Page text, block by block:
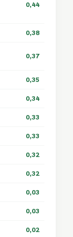
0,44
0,38
0,37
0,35
0,34
0,33
0,33
0,32
0,32
0,03
0,03
0,02